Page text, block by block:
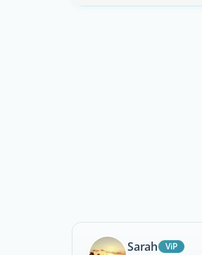
Sarah
ViP